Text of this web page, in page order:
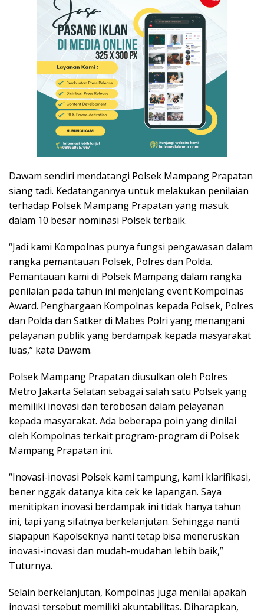
Dawam sendiri mendatangi Polsek Mampang Prapatan
siang tadi. Kedatangannya untuk melakukan penilaian
terhadap Polsek Mampang Prapatan yang masuk
dalam 10 besar nominasi Polsek terbaik.
“Jadi kami Kompolnas punya fungsi pengawasan dalam
rangka pemantauan Polsek, Polres dan Polda.
Pemantauan kami di Polsek Mampang dalam rangka
penilaian pada tahun ini menjelang event Kompolnas
Award. Penghargaan Kompolnas kepada Polsek, Polres
dan Polda dan Satker di Mabes Polri yang menangani
pelayanan publik yang berdampak kepada masyarakat
luas,” kata Dawam.
Polsek Mampang Prapatan diusulkan oleh Polres
Metro Jakarta Selatan sebagai salah satu Polsek yang
memiliki inovasi dan terobosan dalam pelayanan
kepada masyarakat. Ada beberapa poin yang dinilai
oleh Kompolnas terkait program-program di Polsek
Mampang Prapatan ini.
“Inovasi-inovasi Polsek kami tampung, kami klarifikasi,
bener nggak datanya kita cek ke lapangan. Saya
menitipkan inovasi berdampak ini tidak hanya tahun
ini, tapi yang sifatnya berkelanjutan. Sehingga nanti
siapapun Kapolseknya nanti tetap bisa meneruskan
inovasi-inovasi dan mudah-mudahan lebih baik,”
Tuturnya.
Selain berkelanjutan, Kompolnas juga menilai apakah
inovasi tersebut memiliki akuntabilitas. Diharapkan,